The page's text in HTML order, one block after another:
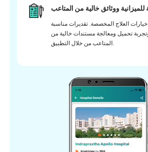
ووثائق خالية من المتاعب
العلاج المخصصة. تقديرات مناسبة
وتجربة تحميل ومعالجة مستندات خالية من
المتاعب من خلال التطبيق.